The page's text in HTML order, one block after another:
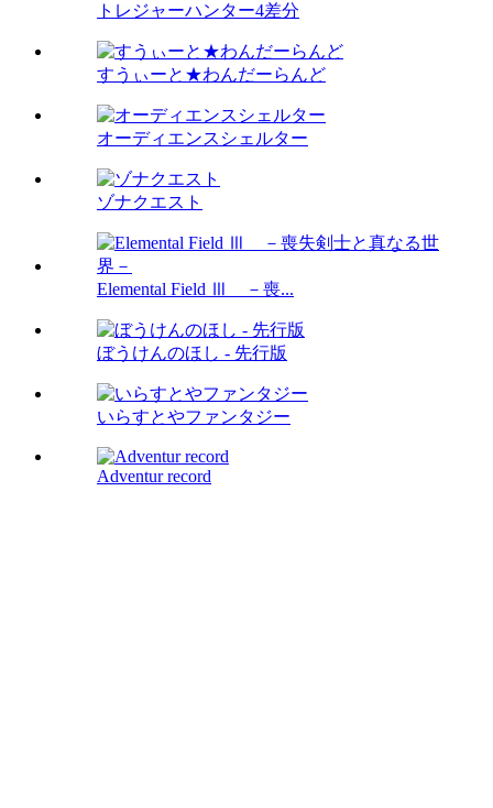
トレジャーハンター4差分
すうぃーと★わんだーらんど
オーディエンスシェルター
ゾナクエスト
Elemental Field Ⅲ －喪...
ぼうけんのほし - 先行版
いらすとやファンタジー
Adventur record